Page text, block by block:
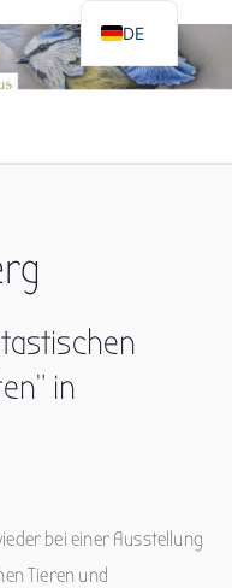
Nepelius
in
bei einer Ausstellung
Tieren und
DE
EN